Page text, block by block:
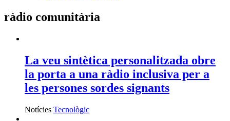
ràdio comunitària
La veu sintètica personalitzada obre
la porta a una ràdio inclusiva per a
les persones sordes signants
Notícies Tecnològic